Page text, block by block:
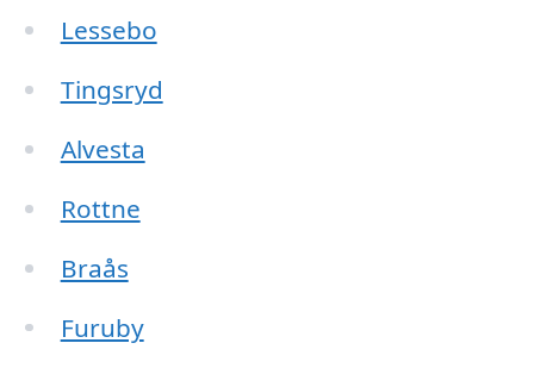
Lessebo
Tingsryd
Alvesta
Rottne
Braås
Furuby